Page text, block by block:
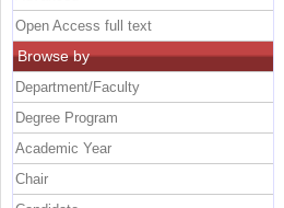
Open Access full text
Browse by
Department/Faculty
Degree Program
Academic Year
Chair